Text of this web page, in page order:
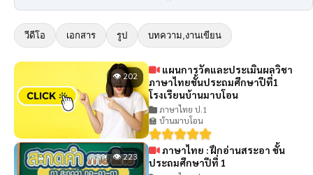
วีดีโอ เอกสาร รูป บทความ,งานเขียน
👁 202
แผนการวัดและประเมินผลวิชา
ภาษาไทยชั้นประถมศึกษาปีที่1
โรงเรียนบ้านมาบโอน
ภาษาไทย ป.1
🏫 บ้านมาบโอน
👁 223
ภาษาไทย : ฝึกอ่านสระอา ชั้น
ประถมศึกษาปีที่ 1